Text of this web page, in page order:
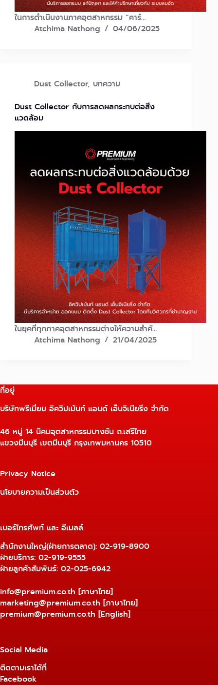
ในการดำเนินงานภาคอุตสาหกรรม “คาร์…
Atchima Nathong
04/06/2025
Dust Collector, บทความ
Dust Collector กับการลดผลกระทบต่อสิ่ง
แวดล้อม
ในยุคที่ทุกภาคอุตสาหกรรมต่างให้ความสำคั…
Atchima Nathong
21/04/2025
ที่อยู่
บริษัทพรีเมี่ยม อิควิปเม้นท์ แอนด์ เอ็นจิเนียริ่ง จำกัด
46 หมู่ 14 นิคมอุตสาหกรรมบางชัน ถ.เสรีไทย
แขวงมีนบุรี เขตมีนบุรี กรุงเทพมหานคร 10510
Privacy Notice
นโยบายความเป็นส่วนตัว
เบอร์โทรศัพท์ และ อีเมลล์
สำนักงานใหญ่(ฝ่ายการตลาด): 02-919-8900
ฝ่ายบริการ: 02-919-9555
ฝ่ายลูกค้าสัมพันธ์: 02-025-6942
info@premium.co.th [ภาษาไทย]
marketing@premium.co.th [ภาษาไทย]
premium@premium.co.th [English]
Social Media
ติดตามเราได้ที่
Facebook